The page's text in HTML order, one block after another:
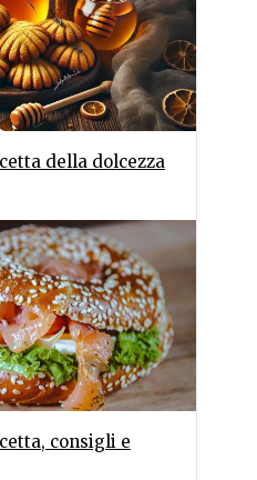
della dolcezza
consigli e